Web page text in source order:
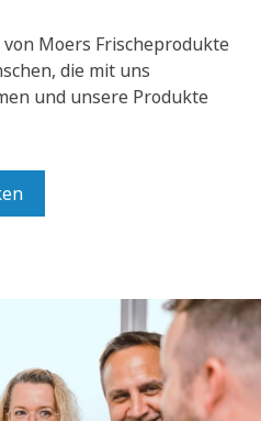
Moers Frischeprodukte
die mit uns
und unsere Produkte